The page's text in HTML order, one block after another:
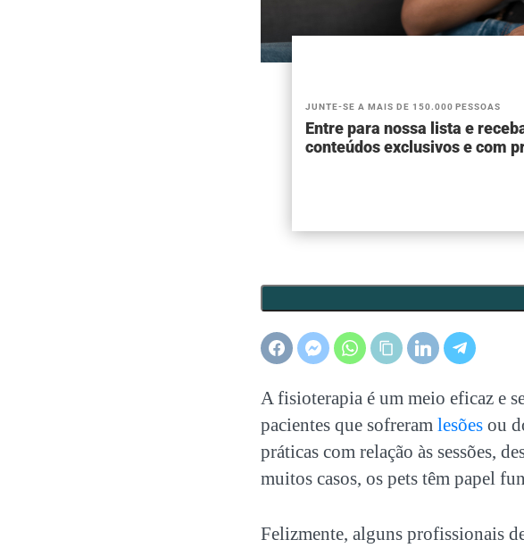
JUNTE-SE A MAIS DE 150.000 PESSOAS
Entre para nossa lista e
conteúdos exclusivos e com
A fisioterapia é um meio eficaz e
pacientes que sofreram lesões ou
práticas com relação às sessões,
muitos casos, os pets têm papel
Felizmente, alguns profissionais